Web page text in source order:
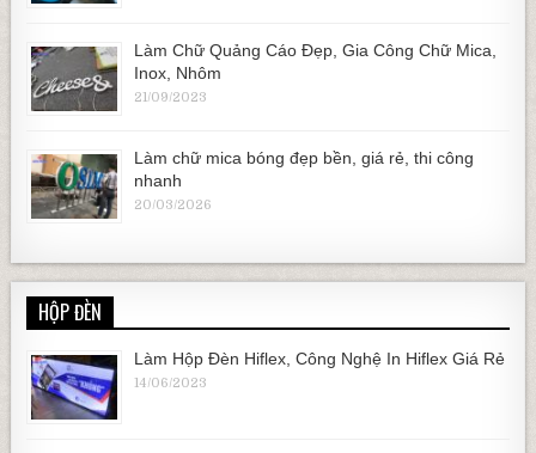
Làm Chữ Quảng Cáo Đẹp, Gia Công Chữ Mica,
Inox, Nhôm
21/09/2023
Làm chữ mica bóng đẹp bền, giá rẻ, thi công
nhanh
20/03/2026
HỘP ĐÈN
Làm Hộp Đèn Hiflex, Công Nghệ In Hiflex Giá Rẻ
14/06/2023